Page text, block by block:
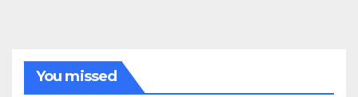
You missed